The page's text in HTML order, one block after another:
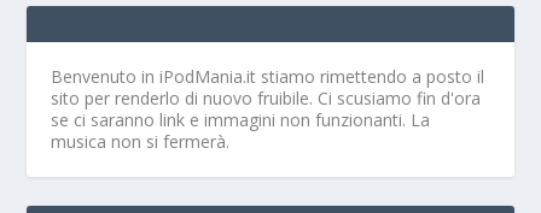
Benvenuto in iPodMania.it stiamo rimettendo a posto il
sito per renderlo di nuovo fruibile. Ci scusiamo fin d'ora
se ci saranno link e immagini non funzionanti. La
musica non si fermerà.